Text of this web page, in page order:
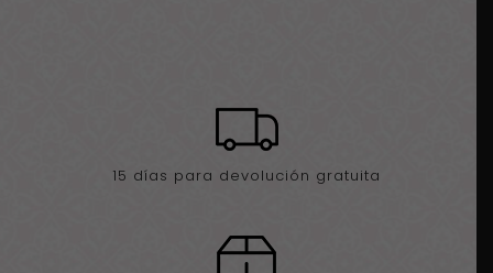
15 días para devolución gratuita